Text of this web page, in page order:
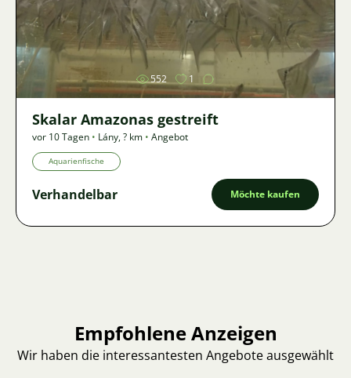
Bild
552 1
Skalar Amazonas gestreift
vor 10 Tagen • Lány,? km • Angebot
Aquarienfische
Verhandelbar Möchte kaufen
Empfohlene Anzeigen
Wir haben die interessantesten Angebote ausgewählt